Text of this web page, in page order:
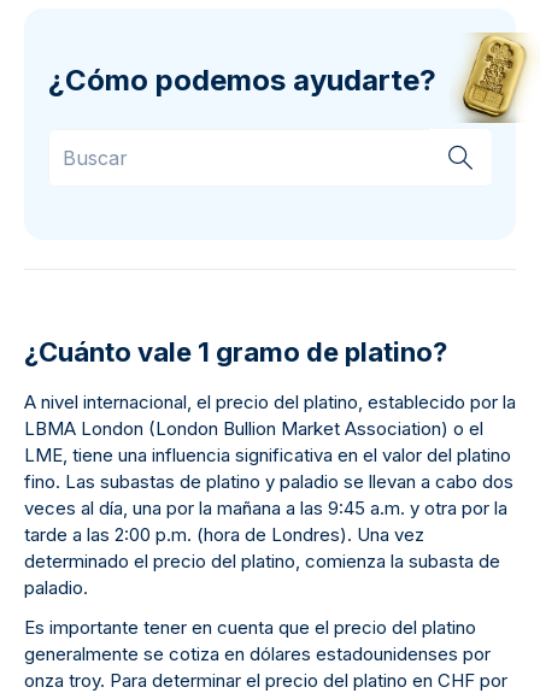
¿Cómo podemos ayudarte?
¿Cuánto vale 1 gramo de platino?
A nivel internacional, el precio del platino, establecido por la
LBMA London (London Bullion Market Association) o el
LME, tiene una influencia significativa en el valor del platino
fino. Las subastas de platino y paladio se llevan a cabo dos
veces al día, una por la mañana a las 9:45 a.m. y otra por la
tarde a las 2:00 p.m. (hora de Londres). Una vez
determinado el precio del platino, comienza la subasta de
paladio.
Es importante tener en cuenta que el precio del platino
generalmente se cotiza en dólares estadounidenses por
onza troy. Para determinar el precio del platino en CHF por